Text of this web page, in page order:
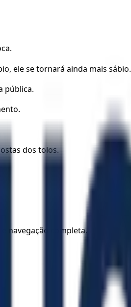
ele se tornará ainda mais sábio.
pública.
dos tolos.
navegação completa.